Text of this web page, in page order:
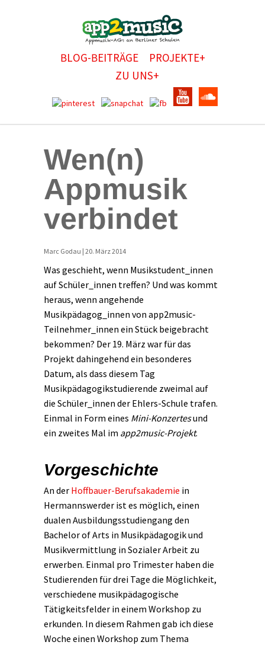
BLOG-BEITRÄGE
PROJEKTE+
ZU UNS+
Wen(n)
Appmusik
verbindet
Marc Godau | 20. März 2014
Was geschieht, wenn Musikstudent_innen
auf Schüler_innen treffen? Und was kommt
heraus, wenn angehende
Musikpädagog_innen von app2music-
Teilnehmer_innen ein Stück beigebracht
bekommen? Der 19. März war für das
Projekt dahingehend ein besonderes
Datum, als dass diesem Tag
Musikpädagogikstudierende zweimal auf
die Schüler_innen der Ehlers-Schule trafen.
Einmal in Form eines Mini-Konzertesund
ein zweites Mal im app2music-Projekt.
Vorgeschichte
An der Hoffbauer-Berufsakademie in
Hermannswerder ist es möglich, einen
dualen Ausbildungsstudiengang den
Bachelor of Arts in Musikpädagogik und
Musikvermittlung in Sozialer Arbeit zu
erwerben. Einmal pro Trimester haben die
Studierenden für drei Tage die Möglichkeit,
verschiedene musikpädagogische
Tätigkeitsfelder in einem Workshop zu
erkunden. In diesem Rahmen gab ich diese
Woche einen Workshop zum Thema